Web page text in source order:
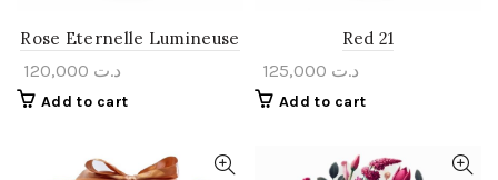
Rose Eternelle Lumineuse
د.ت
Add to cart
Red 21
د.ت
Add to cart